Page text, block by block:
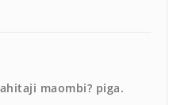
maombi? piga.